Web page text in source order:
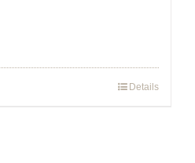
Details